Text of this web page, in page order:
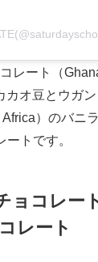
レート（
カオ豆とウガ
）のバニ
トです。
ョコレー
レート